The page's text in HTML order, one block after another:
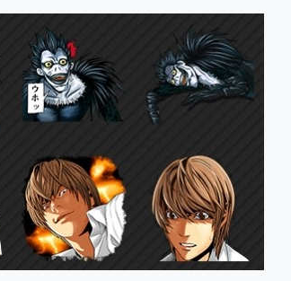
系列保護貼怎麼選？imos AR 低反光玻
Watch 5 開箱 評測
聯想 Yoga Book 9 14吋 AI輕薄筆電
pad 60 系列 與 Moto | Swarovski razr 60 冰
Master 讓您輕鬆的移除與格式化有防寫保護
的 AI 好幫手! VideoProc Converter AI 新版
RGB藍牙音響 氛圍情境燈 我通通都要！
體驗 GravaStar Mercury K1 系列 異星機
軍師！MSI MPG 491CQP QD-OLED 超寬
防護來囉！ imos 首家導入 UL MCV 行銷宣
帶回家 歡慶 EaseUS 21 週年到來，「
認證的 ONPRO MagReact MXs2 5000mAh
POCKET PRO 穿戴式智慧冷暖調溫裝置